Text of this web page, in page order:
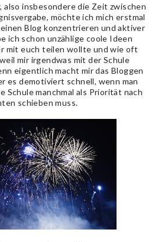
also insbesondere die Zeit zwischen
möchte ich mich erstmal
Blog konzentrieren und aktiver
ich schon unzählige coole Ideen
mit euch teilen wollte und wie oft
mir irgendwas mit der Schule
eigentlich macht mir das Bloggen
es demotiviert schnell, wenn man
Schule manchmal als Priorität nach
schieben muss.